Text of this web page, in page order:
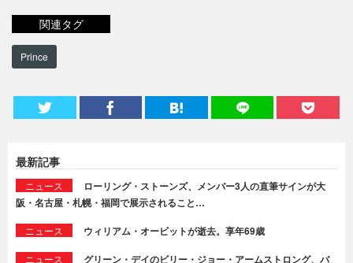
関連タグ
Prince
最新記事
ニュース
ローリング・ストーンズ、メンバー3人の直筆サインが大
阪・名古屋・札幌・福岡で展示されること…
ニュース ウィリアム・オービットが逝去。享年69歳
ニュース
グリーン・デイのビリー・ジョー・アームストロング、バ